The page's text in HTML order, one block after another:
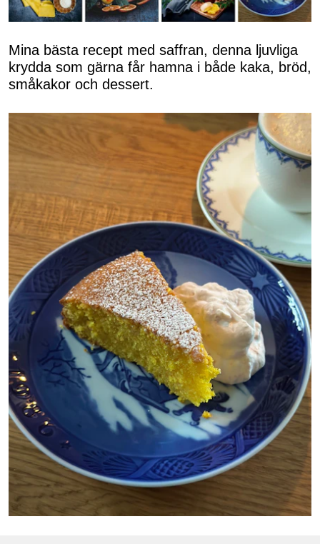
Mina bästa recept med saffran, denna ljuvliga
krydda som gärna får hamna i både kaka, bröd,
småkakor och dessert.